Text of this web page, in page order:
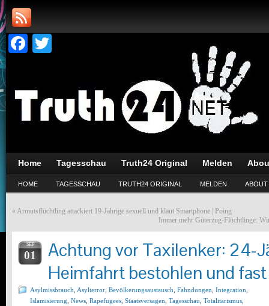
Facebook
Home Tagesschau Truth24 Original Melden
HOME TAGESSCHAU TRUTH24 ORIGINAL MELDEN ABOUT
« Armutsflüchtling attackiert 19-Jährige sexuell und klaut Smartphone | Poing
Immer mehr Güterzug-Flüchtlinge:
SEP
01
Achtung vor Taxilenker: 24-
Heimfahrt bestohlen und
Asylmissbrauch Asylterror Bevölkerungsaustausch Fahndungen Integration
Islamisierung News Rapefugees Staatsversagen Tagesschau Totalitarismus